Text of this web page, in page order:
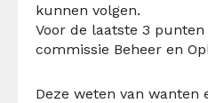
kunnen volgen.
Voor de laatste 3
commissie Beheer en
Deze weten van wanten